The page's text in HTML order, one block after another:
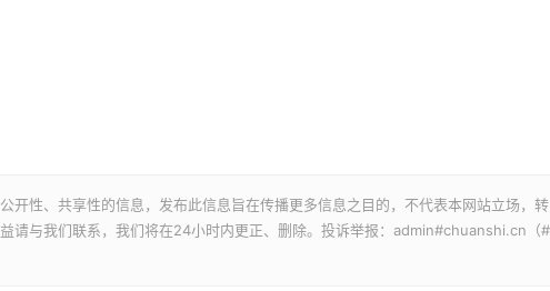
开性、共享性的信息，发布此信息旨在传播更多信息之目的，不代表本网站立场，转
请与我们联系，我们将在24小时内更正、删除。投诉举报：admin#chuanshi.cn（#